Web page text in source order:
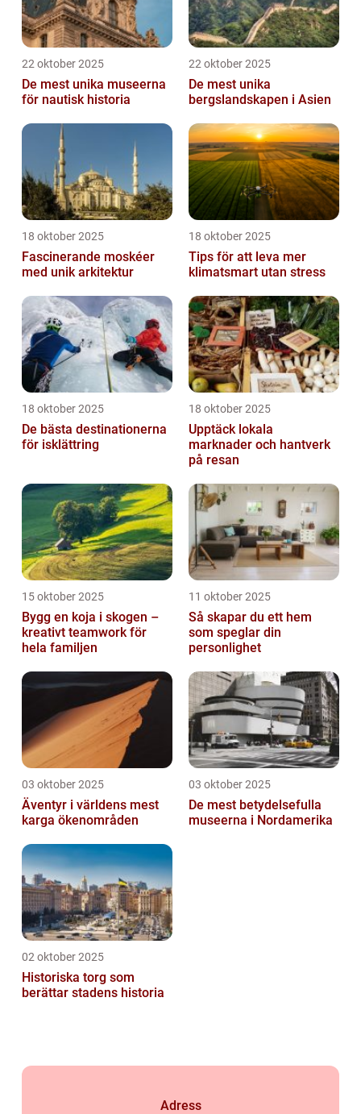
22 oktober 2025
De mest unika museerna
för nautisk historia
22 oktober 2025
De mest unika
bergslandskapen i Asien
18 oktober 2025
Fascinerande moskéer
med unik arkitektur
18 oktober 2025
Tips för att leva mer
klimatsmart utan stress
18 oktober 2025
De bästa destinationerna
för isklättring
18 oktober 2025
Upptäck lokala
marknader och hantverk
på resan
15 oktober 2025
Bygg en koja i skogen –
kreativt teamwork för
hela familjen
11 oktober 2025
Så skapar du ett hem
som speglar din
personlighet
03 oktober 2025
Äventyr i världens mest
karga ökenområden
03 oktober 2025
De mest betydelsefulla
museerna i Nordamerika
02 oktober 2025
Historiska torg som
berättar stadens historia
Adress